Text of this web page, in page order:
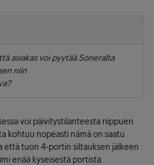
asiakas voi pyytää Soneralta
niin
voi päivitystilanteesta riippuen
kohtuu nopeasti nämä on saatu
että tuon 4-portin siltauksen jälkeen
enää kyseisestä portista.